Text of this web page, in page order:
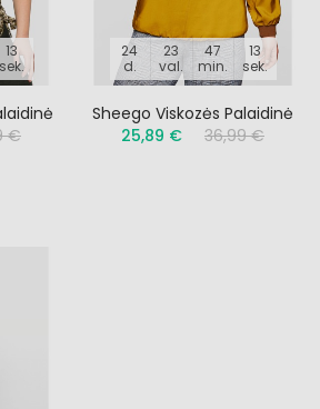
12
sek.
€
24
d.
23
val.
47
min.
12
sek.
Sheego Viskozės Palaidinė
25,89 €
36,99 €